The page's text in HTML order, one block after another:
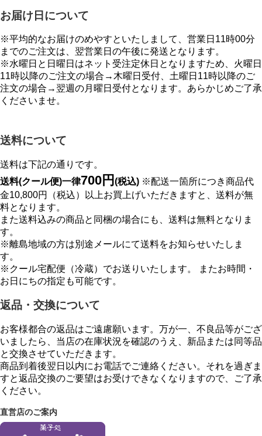
お届け日について
※平均的なお届けのめやすといたしまして、営業日11時00分
までのご注文は、翌営業日の午後に発送となります。
※水曜日と日曜日はネット受注定休日となりますため、火曜日
11時以降のご注文の場合→木曜日受付、土曜日11時以降のご
注文の場合→翌週の月曜日受付となります。あらかじめご了承
くださいませ。
送料について
送料は下記の通りです。
送料(クール便)一律700円 (税込) ※配送一箇所につき商品代
金10,800円（税込）以上お買上げいただきますと、送料が無
料となります。
また送料込みの商品と同梱の場合にも、送料は無料となりま
す。
※離島地域の方は別途メールにて送料をお知らせいたしま
す。
※クール宅配便（冷蔵）でお送りいたします。 またお時間・
お日にちの指定も可能です。
返品・交換について
お客様都合の返品はご遠慮願います。万が一、不良品等がござ
いましたら、当店の在庫状況を確認のうえ、新品または同等品
と交換させていただきます。
商品到着後翌日以内にお電話でご連絡ください。それを過ぎま
すと返品交換のご要望はお受けできなくなりますので、ご了承
ください。
直営店のご案内